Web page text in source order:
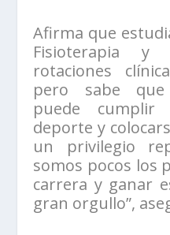
Afirma que
Fisioterapia
rotaciones
pero sabe que
puede
deporte y
un privilegio
somos pocos los
carrera y ganar
gran orgullo”,